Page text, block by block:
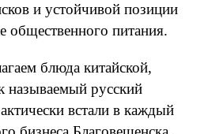
и устойчивой позиции
общественного питания.
блюда китайской,
называемый русский
встали в каждый